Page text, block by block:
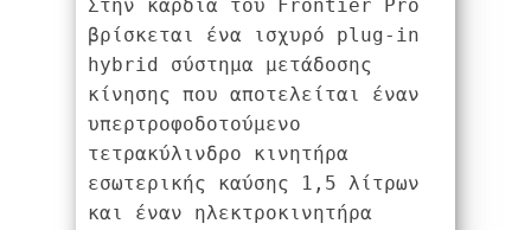
Στην καρδιά του Frontier Pro
βρίσκεται ένα ισχυρό plug-in
hybrid σύστημα μετάδοσης
κίνησης που αποτελείται έναν
υπερτροφοδοτούμενο
τετρακύλινδρο κινητήρα
εσωτερικής καύσης 1,5 λίτρων
και έναν ηλεκτροκινητήρα